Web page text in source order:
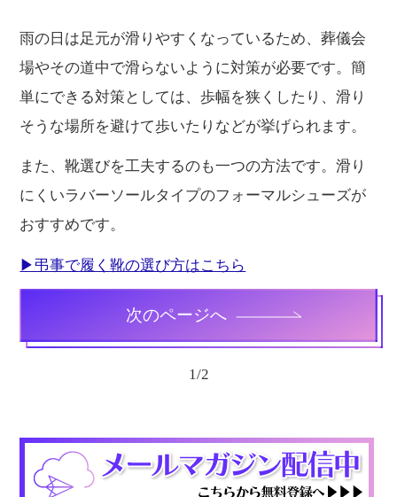
雨の日は足元が滑りやすくなっているため、葬儀会
場やその道中で滑らないように対策が必要です。簡
単にできる対策としては、歩幅を狭くしたり、滑り
そうな場所を避けて歩いたりなどが挙げられます。
また、靴選びを工夫するのも一つの方法です。滑り
にくいラバーソールタイプのフォーマルシューズが
おすすめです。
▶弔事で履く靴の選び方はこちら
次のページへ
1/2